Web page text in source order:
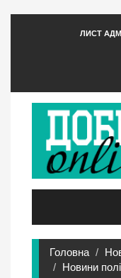
ЛИСТ
Головна
Новини